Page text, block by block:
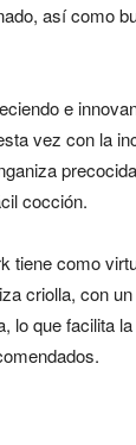
así como
e
vez con la
cocción.
tiene como
criolla, con
lo que facilita